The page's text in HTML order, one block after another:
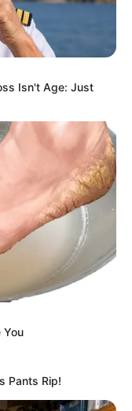
Isn't Age: Just
You
Pants Rip!